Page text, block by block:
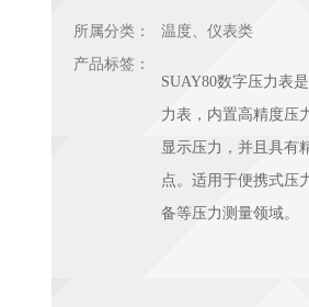
所属分类：
温度、仪表类
产品标签：
SUAY80数字压力表
力表，内置高精度压
显示压力，并且具有
点。适用于便携式压
备等压力测量领域。